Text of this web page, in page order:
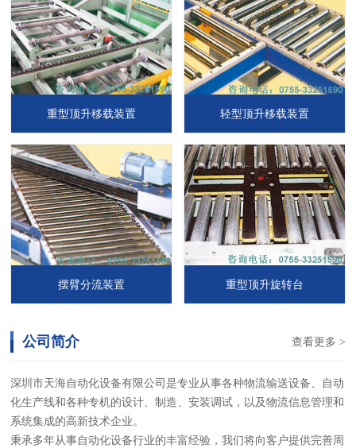
重型顶升移载装置 轻型顶升移载装置
摆臂分流装置 重型顶升旋转台
查看更多 >
公司简介
深圳市天海自动化设备有限公司是专业从事各种物流输送设备、自动
化生产线和各种专机的设计、制造、安装调试，以及物流信息管理和
系统集成的高新技术企业。
秉承多年从事自动化设备行业的丰富经验，我们将向客户提供完善周